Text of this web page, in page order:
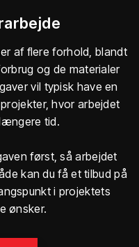
af flere forhold, blandt
og de materialer
vil typisk have en
hvor arbejdet
tid.
først, så arbejdet
kan du få et tilbud på
i projektets
ønsker.